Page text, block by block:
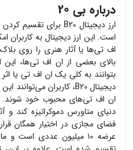
درباره بی 20
ارز دیجیتال B20 برای تقسیم
است. این ارز دیجیتال به کاربران
اف تی‌ها یا آثار هنری را روی
بالای بعضی از ان اف تی‌ها،
بتوانند به کلی یک ان اف تی یا
دیجیتال B20، کاربران می‌توانند
ان اف تی‌های محبوب خود شوند.
دنیای متاورس دموکراتیزه کند
فضای مجازی در اختیار همگان
عرضه ۱۰ میلیون عددی است